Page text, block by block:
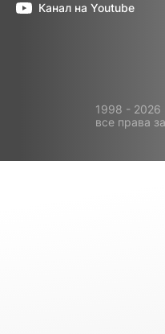
Канал на Youtube
1998 - 2026
все права